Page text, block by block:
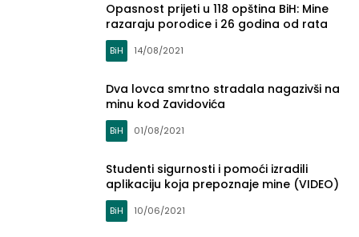
Opasnost prijeti u 118 opština BiH: Mine
razaraju porodice i 26 godina od rata
BiH 14/08/2021
Dva lovca smrtno stradala nagazivši na
minu kod Zavidovića
BiH 01/08/2021
Studenti sigurnosti i pomoći izradili
aplikaciju koja prepoznaje mine (VIDEO)
BiH 10/06/2021